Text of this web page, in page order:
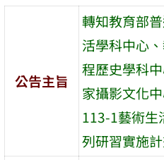
公告主旨
轉知教育部
活學科中心
程歷史學科
家攝影文化
113-1藝術生
列研習實施